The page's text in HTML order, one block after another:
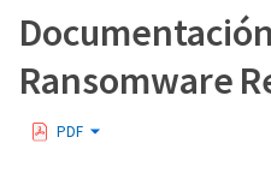
Ransomware
PDF